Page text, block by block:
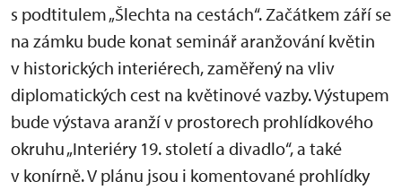
s podtitulem „Šlechta na cestách“. Začátkem září se
na zámku bude konat seminář aranžování květin
v historických interiérech, zaměřený na vliv
diplomatických cest na květinové vazby. Výstupem
bude výstava aranží v prostorech prohlídkového
okruhu „Interiéry 19. století a divadlo“, a také
v konírně. V plánu jsou i komentované prohlídky